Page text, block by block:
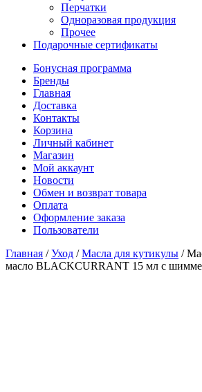
Перчатки
Одноразовая продукция
Прочее
Подарочные сертификаты
Бонусная программа
Бренды
Главная
Доставка
Контакты
Корзина
Личный кабинет
Магазин
Мой аккаунт
Новости
Обмен и возврат товара
Оплата
Оформление заказа
Пользователи
Главная /Уход /Масла для кутикулы /
масло BLACKCURRANT 15 мл с